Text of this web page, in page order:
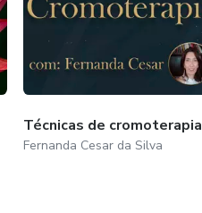
Técnicas de cromoterapia
Fernanda Cesar da Silva